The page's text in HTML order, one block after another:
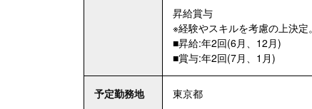
昇給賞与
※経験やスキルを考慮の上決定。
■昇給:年2回(6月、12月)
■賞与:年2回(7月、1月)
予定勤務地 東京都